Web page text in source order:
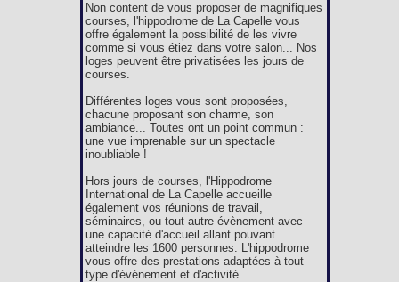
Non content de vous proposer de magnifiques
courses, l'hippodrome de La Capelle vous
offre également la possibilité de les vivre
comme si vous étiez dans votre salon... Nos
loges peuvent être privatisées les jours de
courses.
Différentes loges vous sont proposées,
chacune proposant son charme, son
ambiance... Toutes ont un point commun :
une vue imprenable sur un spectacle
inoubliable !
Hors jours de courses, l'Hippodrome
International de La Capelle accueille
également vos réunions de travail,
séminaires, ou tout autre évènement avec
une capacité d'accueil allant pouvant
atteindre les 1600 personnes. L'hippodrome
vous offre des prestations adaptées à tout
type d'événement et d'activité.